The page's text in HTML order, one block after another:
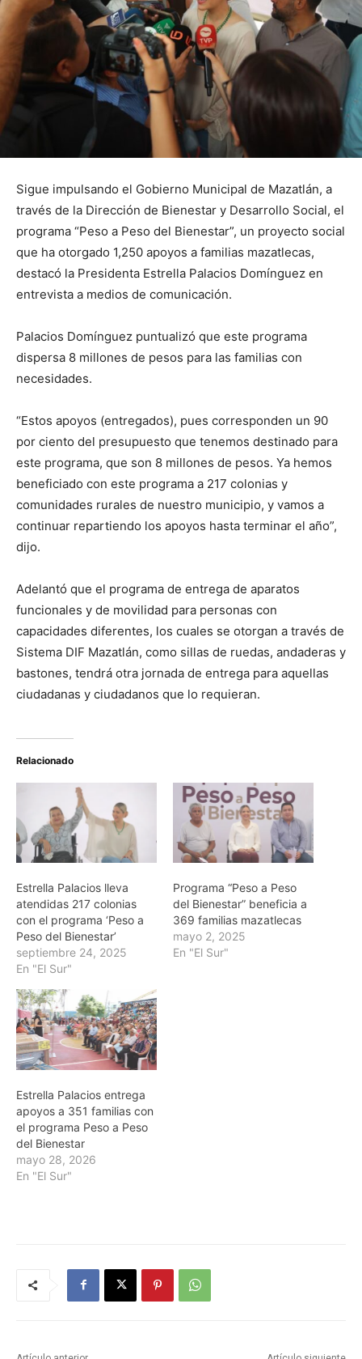
Sigue impulsando el Gobierno Municipal de Mazatlán, a
través de la Dirección de Bienestar y Desarrollo Social, el
programa “Peso a Peso del Bienestar”, un proyecto social
que ha otorgado 1,250 apoyos a familias mazatlecas,
destacó la Presidenta Estrella Palacios Domínguez en
entrevista a medios de comunicación.
Palacios Domínguez puntualizó que este programa
dispersa 8 millones de pesos para las familias con
necesidades.
“Estos apoyos (entregados), pues corresponden un 90
por ciento del presupuesto que tenemos destinado para
este programa, que son 8 millones de pesos. Ya hemos
beneficiado con este programa a 217 colonias y
comunidades rurales de nuestro municipio, y vamos a
continuar repartiendo los apoyos hasta terminar el año”,
dijo.
Adelantó que el programa de entrega de aparatos
funcionales y de movilidad para personas con
capacidades diferentes, los cuales se otorgan a través de
Sistema DIF Mazatlán, como sillas de ruedas, andaderas y
bastones, tendrá otra jornada de entrega para aquellas
ciudadanas y ciudadanos que lo requieran.
Relacionado
Estrella Palacios lleva
atendidas 217 colonias
con el programa ‘Peso a
Peso del Bienestar’
septiembre 24, 2025
En "El Sur"
Programa “Peso a Peso
del Bienestar” beneficia a
369 familias mazatlecas
mayo 2, 2025
En "El Sur"
Estrella Palacios entrega
apoyos a 351 familias con
el programa Peso a Peso
del Bienestar
mayo 28, 2026
En "El Sur"